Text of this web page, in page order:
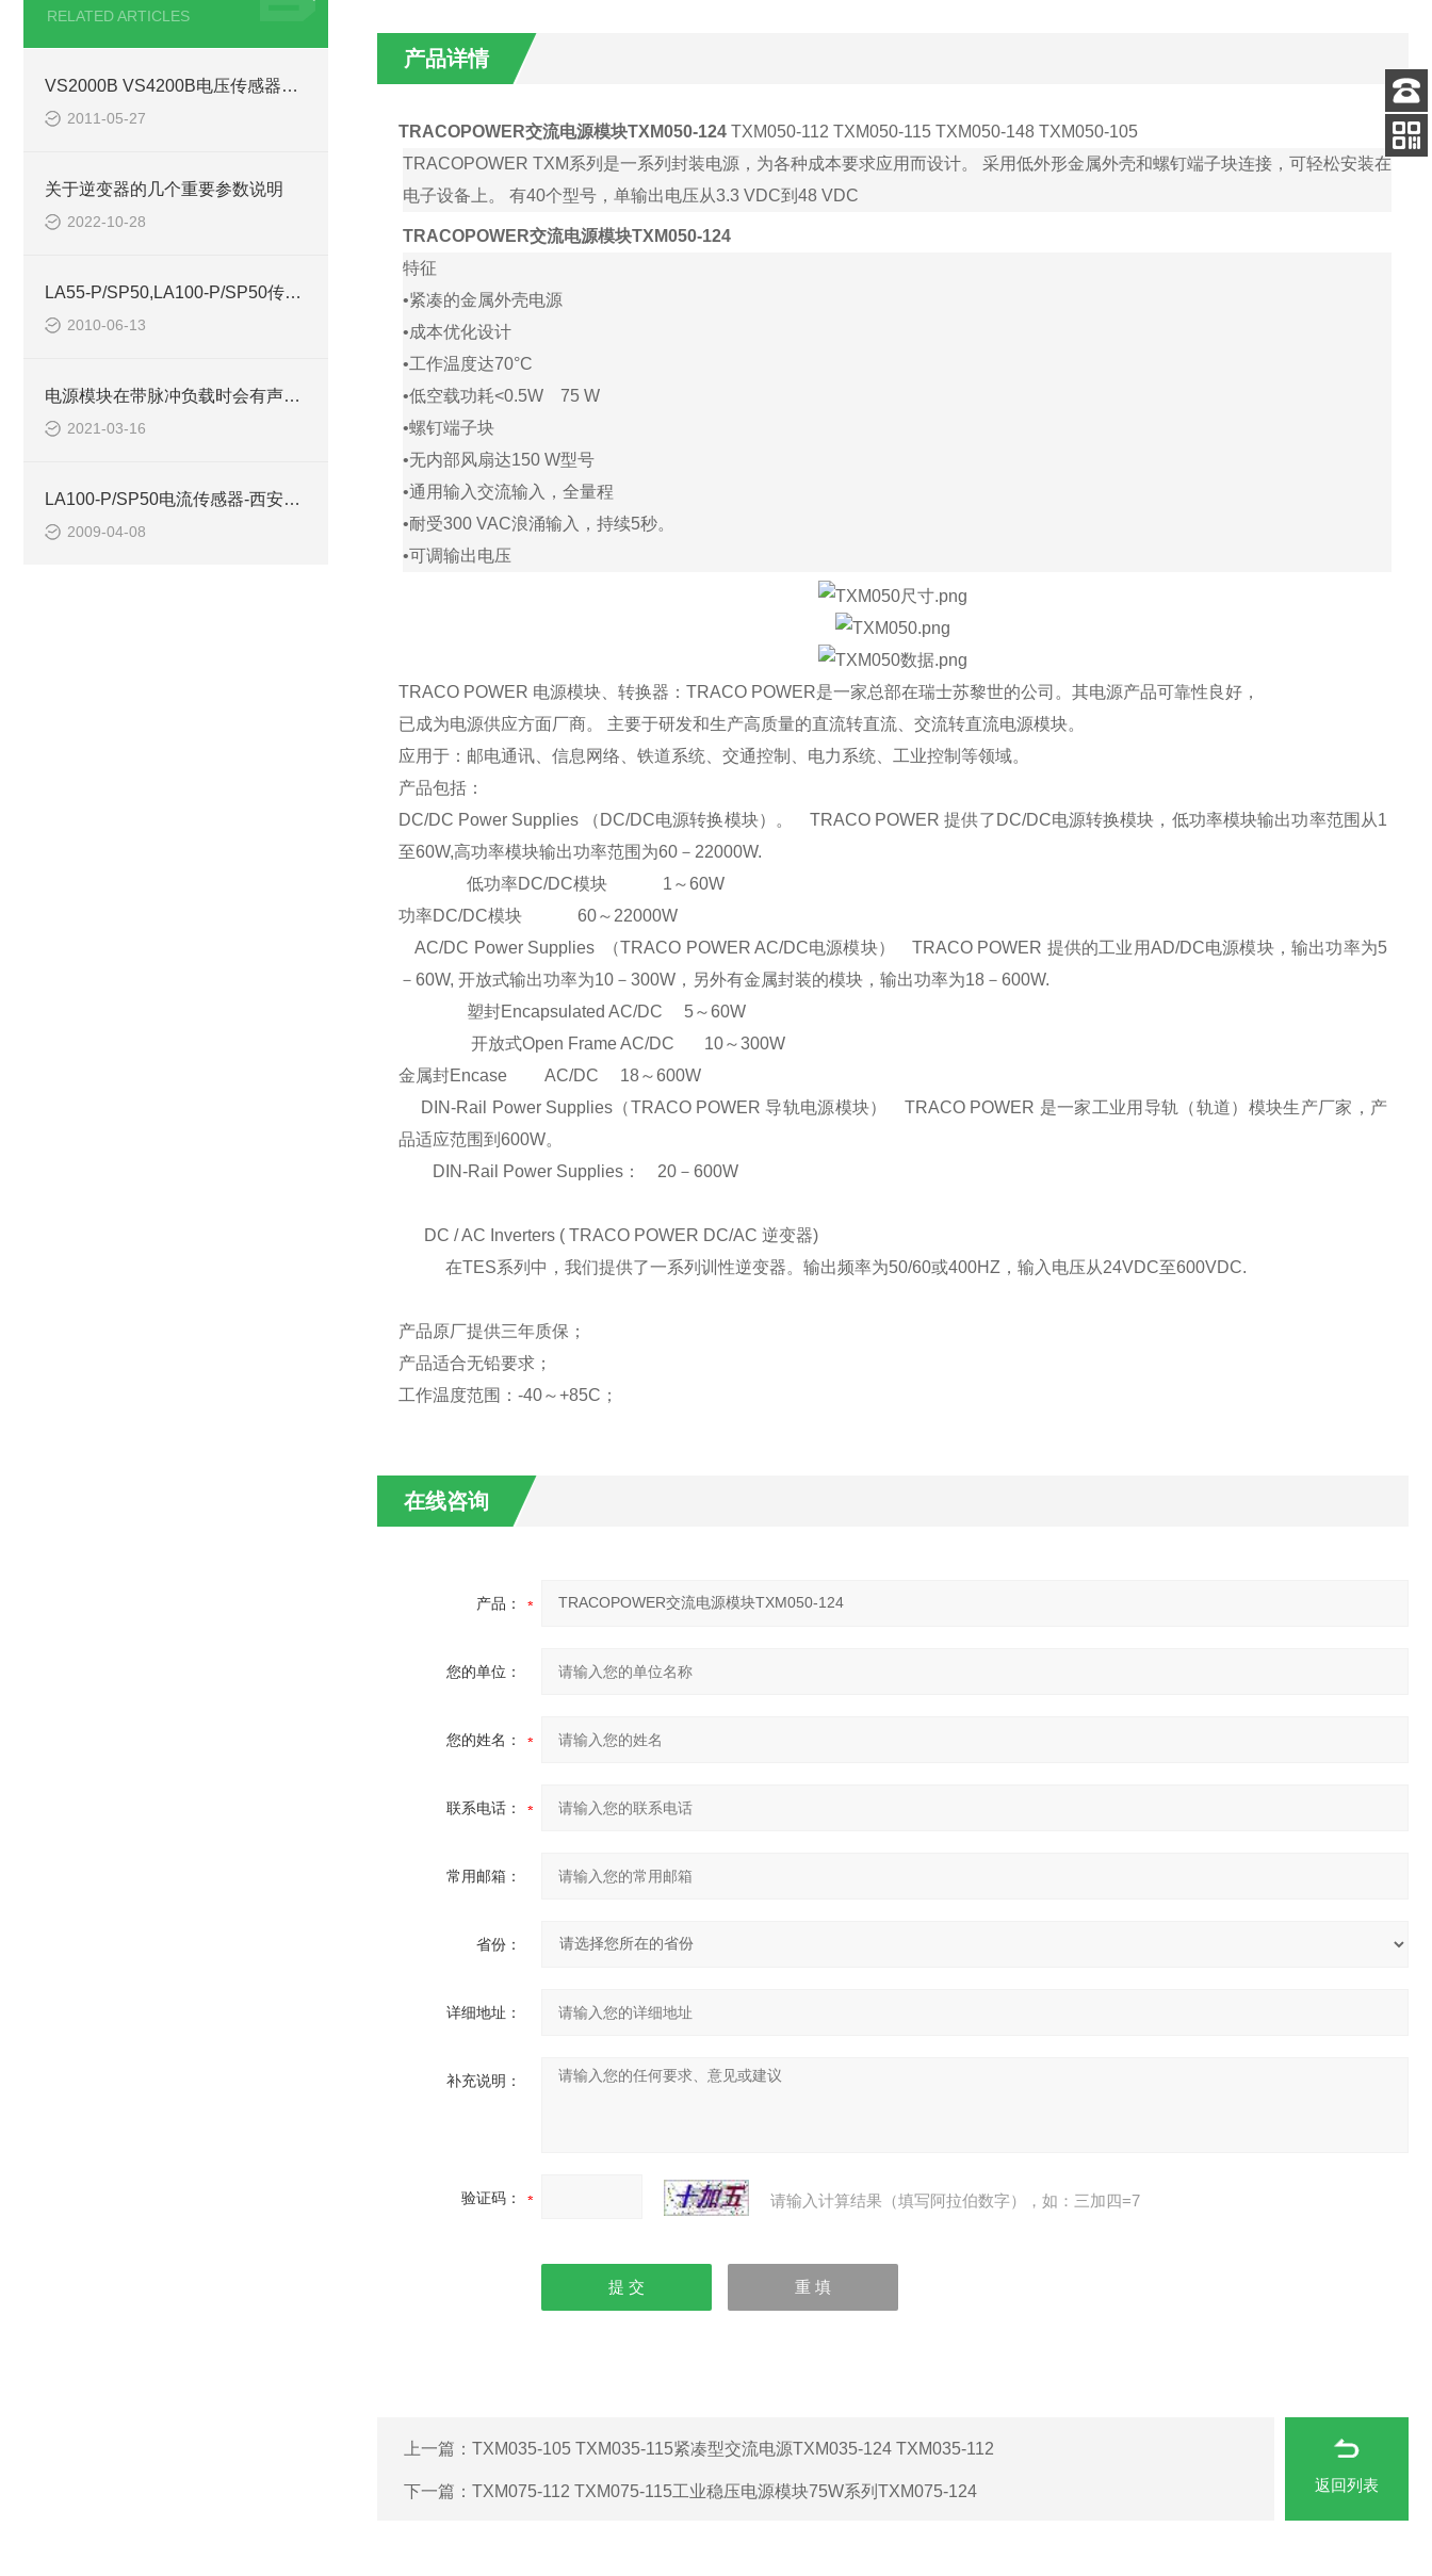
RELATED ARTICLES
VS2000B VS4200B电压传感器ABB传感器
2011-05-27
关于逆变器的几个重要参数说明
2022-10-28
LA55-P/SP50,LA100-P/SP50传感器-西安浩南电子
2010-06-13
电源模块在带脉冲负载时会有声音，是否正常产生的原因是什么？
2021-03-16
LA100-P/SP50电流传感器-西安浩南电子
2009-04-08
产品详情
TRACOPOWER交流电源模块TXM050-124TXM050-112 TXM050-115 TXM050-148 TXM050-105
TRACOPOWER TXM系列是一系列封装电源，为各种成本要求应用而设计。 采用低外形金属外壳和螺钉端子块连接，可轻松安装在
电子设备上。 有40个型号，单输出电压从3.3 VDC到 48 VDC
TRACOPOWER交流电源模块TXM050-124
特征
•紧凑的金属外壳电源
•成本优化设计
•工作温度达70°C
•低空载功耗<0.5W
75 W
•螺钉端子块
•无内部风扇达150 W型号
•通用输入交流输入，全量程
•耐受300 VAC浪涌输入，持续5秒。
•可调输出电压
TRACO POWER 电源模块、转换器：TRACO POWER是一家总部在瑞士苏黎世的公司。其电源产品可靠性良好，
已成为电源供应方面厂商。 主要于研发和生产高质量的直流转直流、交流转直流电源模块。
应用于：邮电通讯、信息网络、铁道系统、交通控制、电力系统、工业控制等领域。
产品包括：
DC/DC Power Supplies （DC/DC电源转换模块）。 TRACO POWER 提供了DC/DC电源转换模块，低功率模块输出功率范围从1
至60W,高功率模块输出功率范围为60－22000W.
低功率DC/DC模块 1～60W
功率DC/DC模块 60～22000W
AC/DC Power Supplies （TRACO POWER AC/DC电源模块） TRACO POWER 提供的工业用AD/DC电源模块，输出功率为5
－60W, 开放式输出功率为10－300W，另外有金属封装的模块，输出功率为18－600W.
塑封Encapsulated AC/DC 5～60W
开放式Open Frame AC/DC 10～300W
金属封Encase AC/DC 18～600W
DIN-Rail Power Supplies（TRACO POWER 导轨电源模块） TRACO POWER 是一家工业用导轨（轨道）模块生产厂家，产
品适应范围到600W。
DIN-Rail Power Supplies： 20－600W
DC / AC Inverters ( TRACO POWER DC/AC 逆变器)
在TES系列中，我们提供了一系列训性逆变器。输出频率为50/60或400HZ，输入电压从24VDC至600VDC.
产品原厂提供三年质保；
产品适合无铅要求；
工作温度范围：-40～+85C；
在线咨询
产品：
您的单位：
您的姓名：
联系电话：
常用邮箱：
省份：
详细地址：
补充说明：
验证码： 请输入计算结果（填写阿拉伯数字），如：三加四=7
上一篇： TXM035-105 TXM035-115紧凑型交流电源TXM035-124 TXM035-112
下一篇： TXM075-112 TXM075-115工业稳压电源模块75W系列TXM075-124 返回列表
客服
电话